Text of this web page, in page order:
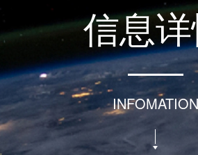
信息详
INFOMATION